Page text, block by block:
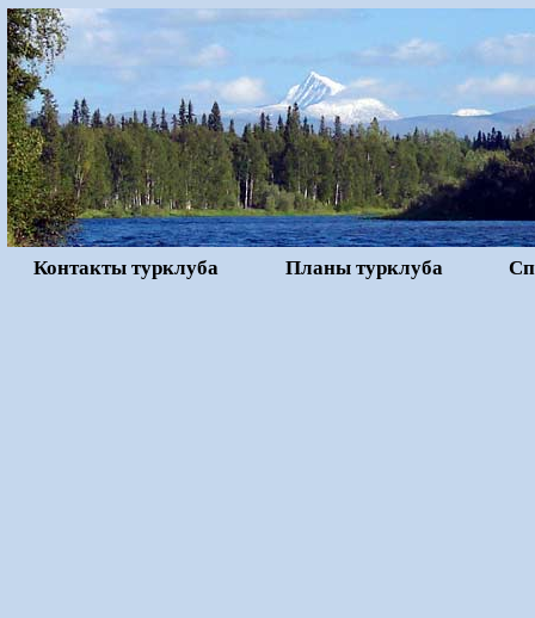
Контакты турклуба Планы турклуба